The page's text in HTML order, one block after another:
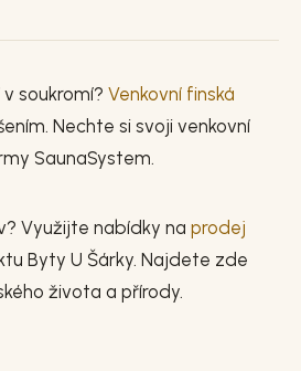
soukromí? Venkovní finská
Nechte si svoji venkovní
SaunaSystem.
Využijte nabídky na prodej
Byty U Šárky. Najdete zde
života a přírody.